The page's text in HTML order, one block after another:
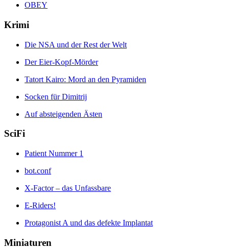
OBEY
Krimi
Die NSA und der Rest der Welt
Der Eier-Kopf-Mörder
Tatort Kairo: Mord an den Pyramiden
Socken für Dimitrij
Auf absteigenden Ästen
SciFi
Patient Nummer 1
bot.conf
X-Factor – das Unfassbare
E-Riders!
Protagonist A und das defekte Implantat
Miniaturen